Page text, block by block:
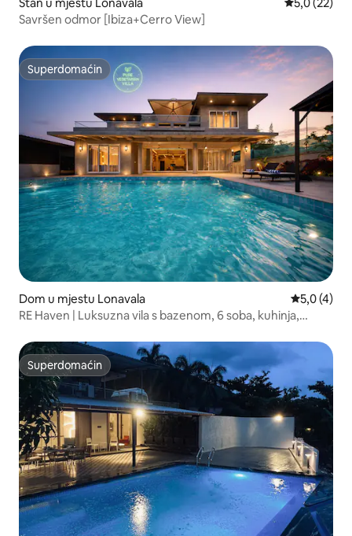
Savršen odmor [Ibiza+Cerro View]
Superdomaćin
Superdomaćin
Dom u mjestu Lonavala Prosječna
5,0 (4)
RE Haven | Luksuzna vila s bazenom, 6 soba, kuhinja,
Superdomaćin
Superdomaćin